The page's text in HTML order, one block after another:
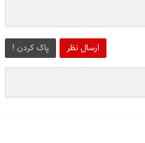
ارسال نظر پاک کردن !